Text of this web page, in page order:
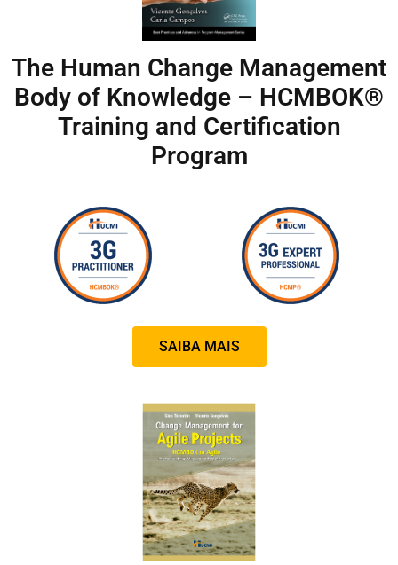
The Human Change Management
Body of Knowledge – HCMBOK®
Training and Certification
Program
SAIBA MAIS